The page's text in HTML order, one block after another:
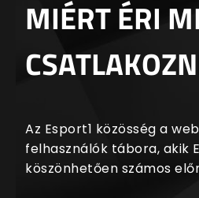
MIÉRT ÉRI
Az Esport1 közösség a
felhasználók tábora, akik
köszönhetően számos